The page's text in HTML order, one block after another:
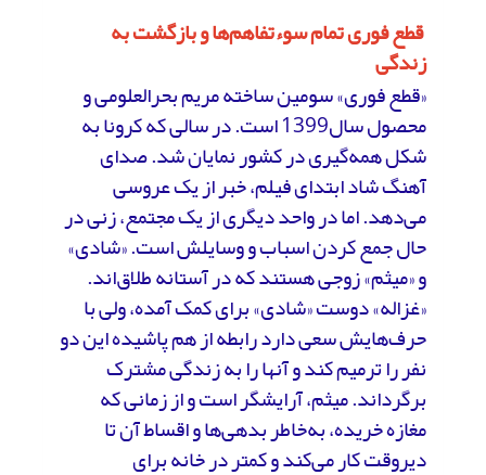
قطع فوری تمام سوءتفاهم‌ها و بازگشت به
زندگی
«قطع فوری» سومین ساخته مریم بحرالعلومی و
محصول سال1399 است. در سالی که کرونا به
شکل همه‌گیری در کشور نمایان شد. صدای
آهنگ شاد ابتدای فیلم، خبر از یک عروسی
می‌دهد. اما در واحد دیگری از یک مجتمع، زنی در
حال جمع کردن اسباب و وسایلش است. «شادی»
و «میثم» زوجی هستند که در آستانه طلاق‌اند.
«غزاله» دوست «شادی» برای کمک آمده، ولی با
حرف‌هایش سعی دارد رابطه از هم پاشیده این دو
نفر را ترمیم کند و آنها را به زندگی مشترک
برگرداند. میثم، آرایشگر است و از زمانی که
مغازه‌ خریده، به‌خاطر بدهی‌ها و اقساط آن تا
دیروقت کار می‌کند و کمتر در خانه برای